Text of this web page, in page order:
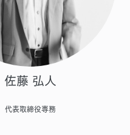
佐藤 弘人
代表取締役専務